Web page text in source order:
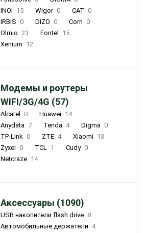
INOI 15 Wigor 0 CAT 0
IRBIS 0 DIZO 0 Corn 0
Olmio 23 Fontel
15
Xenium 12
Модемы и роутеры
WIFI/3G/4G (57)
Alcatel 0 Huawei 14
Anydata 7 Tenda 4 Digma 0
TP-Link 0 ZTE 4 Xiaomi 13
Zyxel
0 TCL 1 Cudy 0
Netcraze 14
Аксессуары (1090)
USB накопители flash drive 8
Автомобильные держатели 4